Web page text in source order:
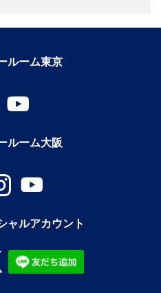
ルーム東京
ルーム大阪
ャルアカウント